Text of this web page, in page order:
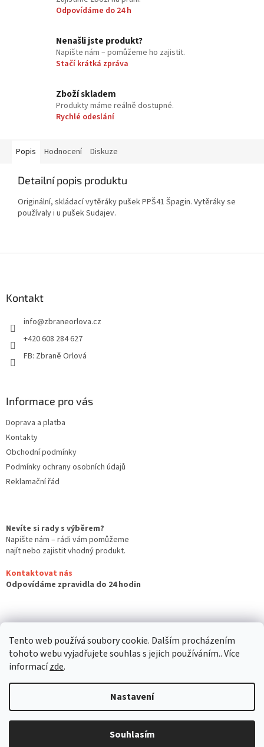
Tento web používá soubory cookie. Dalším procházením
tohoto webu vyjadřujete souhlas s jejich používáním.. Více
informacízde.
Nastavení
Souhlasím
Odpovídáme do 24 h
Nenašli jste produkt?
Napište nám – pomůžeme ho zajistit.
Stačí krátká zpráva
Zboží skladem
Produkty máme reálně dostupné.
Rychlé odeslání
Popis Hodnocení Diskuze
Detailní popis produktu
Originální, skládací vytěráky pušek PPŠ41 Špagin. Vytěráky se
používaly i u pušek Sudajev.
Kontakt
info@zbraneorlova.cz
+420 608 284 627
FB: Zbraně Orlová
Informace pro vás
Doprava a platba
Kontakty
Obchodní podmínky
Podmínky ochrany osobních údajů
Reklamační řád
Nevíte si rady s výběrem?
Napište nám – rádi vám pomůžeme
najít nebo zajistit vhodný produkt.
Kontaktovat nás
Odpovídáme zpravidla do 24 hodin
Vytvořil Shoptet
Zbraně Orlová. Všechna práva vyhrazena.